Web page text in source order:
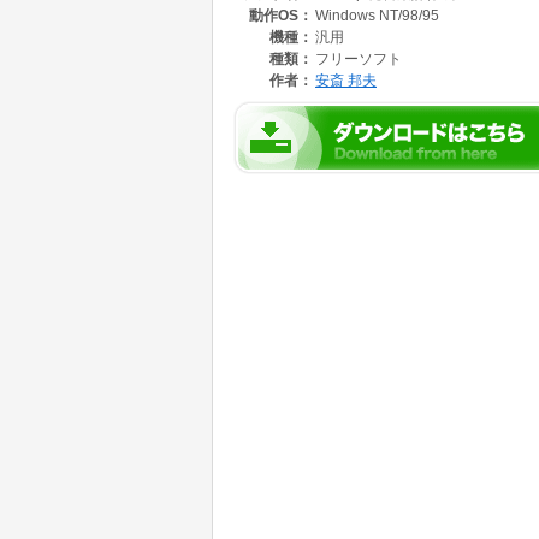
・発言集計
ログファイル情報を指定された集計期間で集
月別集計、時間帯別集計、曜日別集計、ID別
・引用発言集計
ログファイル情報を指定された集計期間で集
発言文字数順/本文文字数順/引用文字数順の集
動作OS： Windows NT/98/95
機種： 汎用
種類： フリーソフト
作者： 安斎 邦夫